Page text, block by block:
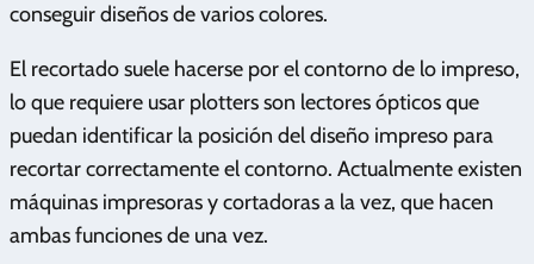
conseguir diseños de varios colores.
El recortado suele hacerse por el contorno de lo impreso,
lo que requiere usar plotters son lectores ópticos que
puedan identificar la posición del diseño impreso para
recortar correctamente el contorno. Actualmente existen
máquinas impresoras y cortadoras a la vez, que hacen
ambas funciones de una vez.